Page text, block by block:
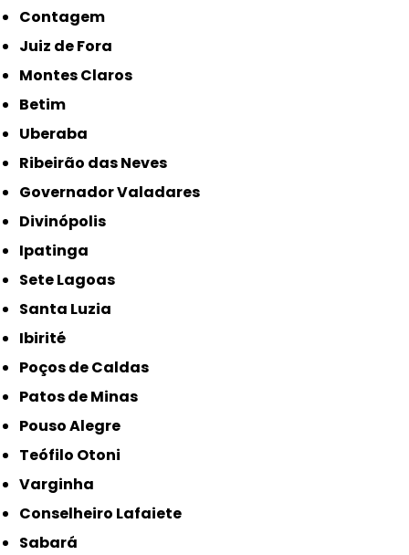
Contagem
Juiz de Fora
Montes Claros
Betim
Uberaba
Ribeirão das Neves
Governador Valadares
Divinópolis
Ipatinga
Sete Lagoas
Santa Luzia
Ibirité
Poços de Caldas
Patos de Minas
Pouso Alegre
Teófilo Otoni
Varginha
Conselheiro Lafaiete
Sabará